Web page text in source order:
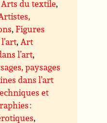
Arts du textile,
,Figures
,Art
l’art,
paysages
dans l’art
et
:
,